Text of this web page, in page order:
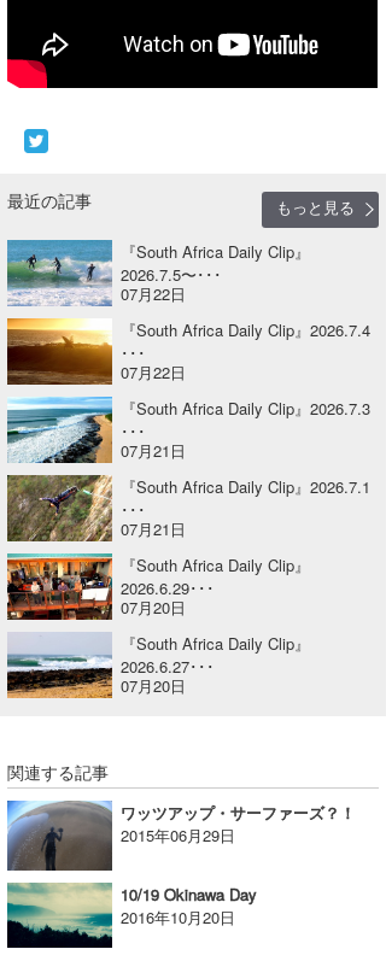
最近の記事
もっと見る
『South Africa Daily Clip』
2026.7.5〜･･･
07月22日
『South Africa Daily Clip』2026.7.4
･･･
07月22日
『South Africa Daily Clip』2026.7.3
･･･
07月21日
『South Africa Daily Clip』2026.7.1
･･･
07月21日
『South Africa Daily Clip』
2026.6.29･･･
07月20日
『South Africa Daily Clip』
2026.6.27･･･
07月20日
関連する記事
ワッツアップ・サーファーズ？！
2015年06月29日
10/19 Okinawa Day
2016年10月20日
Naoya Kimoto
Yoshiyuki Obata
arukasvision
DELTA FORCE SURF
CBA Films
熊谷素子
メディア
WAVAL
中浦“JET”章
嵯峨明日香
進士剛光
田原啓江
植村未来
NOBUFUKU
大野”MAR”修聖
喜納海人
☆加藤
+☆maki☆+
Aichan
chan-U
ECE
G◎Da
H
KID
KOBU
MIN
OYZ
S.K
Soulman
VAGY
波伝説